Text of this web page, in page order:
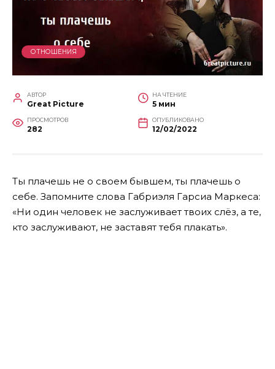
ОТНОШЕНИЯ
АВТОР
Great Picture
НА ЧТЕНИЕ
5 мин
ПРОСМОТРОВ
282
ОПУБЛИКОВАНО
12/02/2022
Ты плачешь не о своем бывшем, ты плачешь о
себе. Запомните слова Габриэля Гарсиа Маркеса:
«Ни один человек не заслуживает твоих слёз, а те,
кто заслуживают, не заставят тебя плакать».